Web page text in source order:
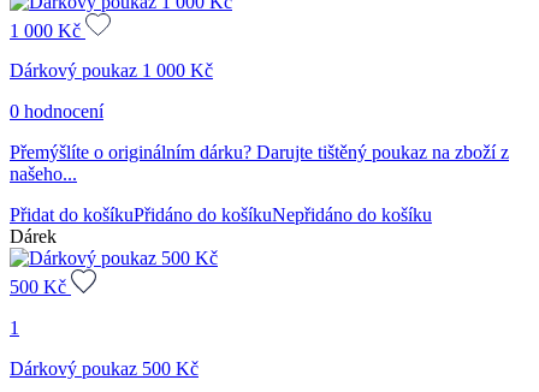
1 000 Kč
Dárkový poukaz 1 000 Kč
0 hodnocení
Přemýšlíte o originálním dárku? Darujte tištěný poukaz na zboží z
našeho...
Přidat do košíkuPřidáno do košíkuNepřidáno do košíku
Dárek
500 Kč
1
Dárkový poukaz 500 Kč